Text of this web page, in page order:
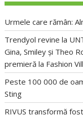
Urmele care rămân:
Trendyol revine la
Gina, Smiley și Theo
premieră la Fashion
Peste 100 000 de
Sting
RIVUS transformă